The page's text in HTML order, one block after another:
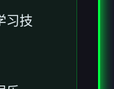
习技